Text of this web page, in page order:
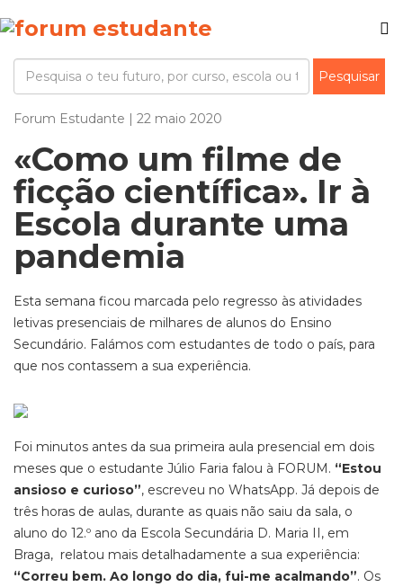
Forum Estudante | 22 maio 2020
«Como um filme de
ficção científica». Ir à
Escola durante uma
pandemia
Esta semana ficou marcada pelo regresso às atividades
letivas presenciais de milhares de alunos do Ensino
Secundário. Falámos com estudantes de todo o país, para
que nos contassem a sua experiência.
Foi minutos antes da sua primeira aula presencial em dois
meses que o estudante Júlio Faria falou à FORUM. “Estou
ansioso e curioso”, escreveu no WhatsApp. Já depois de
três horas de aulas, durante as quais não saiu da sala, o
aluno do 12.º ano da Escola Secundária D. Maria II, em
Braga, relatou mais detalhadamente a sua experiência:
“Correu bem. Ao longo do dia, fui-me acalmando”. Os